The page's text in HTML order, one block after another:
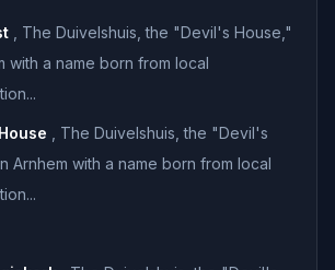
The Duivelshuis, the "Devil's House,"
with a name born from local
The Duivelshuis, the "Devil's
Arnhem with a name born from local